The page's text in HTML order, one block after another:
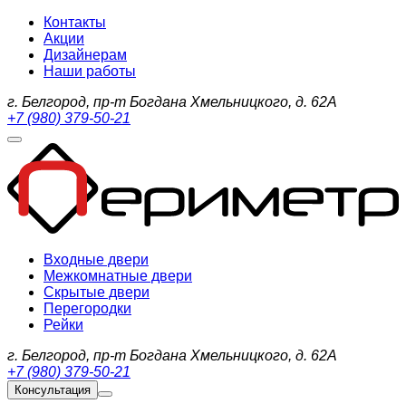
Контакты
Акции
Дизайнерам
Наши работы
г. Белгород, пр-т Богдана Хмельницкого, д. 62А
+7 (980) 379-50-21
Входные двери
Межкомнатные двери
Скрытые двери
Перегородки
Рейки
г. Белгород, пр-т Богдана Хмельницкого, д. 62А
+7 (980) 379-50-21
Консультация